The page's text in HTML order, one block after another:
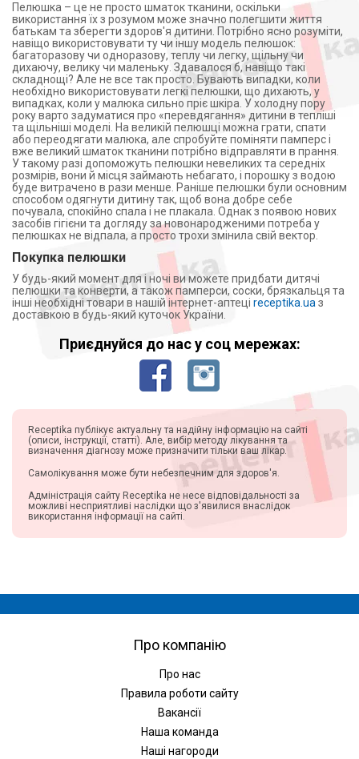
Пелюшка – це не просто шматок тканини, оскільки
використання їх з розумом може значно полегшити життя
батькам та зберегти здоров'я дитини. Потрібно ясно розуміти,
навіщо використовувати ту чи іншу модель пелюшок:
багаторазову чи одноразову, теплу чи легку, щільну чи
дихаючу, велику чи маленьку. Здавалося б, навіщо такі
складнощі? Але не все так просто. Бувають випадки, коли
необхідно використовувати легкі пелюшки, що дихають, у
випадках, коли у малюка сильно пріє шкіра. У холодну пору
року варто задуматися про «перевдягання» дитини в тепліші
та щільніші моделі. На великій пелюшці можна грати, спати
або переодягати малюка, але спробуйте поміняти памперс і
вже великий шматок тканини потрібно відправляти в прання.
У такому разі допоможуть пелюшки невеликих та середніх
розмірів, вони й місця займають небагато, і порошку з водою
буде витрачено в рази менше. Раніше пелюшки були основним
способом одягнути дитину так, щоб вона добре себе
почувала, спокійно спала і не плакала. Однак з появою нових
засобів гігієни та догляду за новонародженими потреба у
пелюшках не відпала, а просто трохи змінила свій вектор.
Покупка пелюшки
У будь-який момент для і ночі ви можете придбати дитячі
пелюшки та конверти, а також памперси, соски, брязкальця та
інші необхідні товари в нашій інтернет-аптеці receptika.uaз
доставкою в будь-який куточок України.
Приєднуйся до нас у соц мережах:
Receptika публікує актуальну та надійну інформацію на сайті
(описи, інструкції, статті). Але, вибір методу лікування та
визначення діагнозу може призначити тільки ваш лікар.
Самолікування може бути небезпечним для здоров'я.
Адміністрація сайту Receptika не несе відповідальності за
можливі несприятливі наслідки що з'явилися внаслідок
використання інформації на сайті.
Про компанію
Про нас
Правила роботи сайту
Вакансії
Наша команда
Наші нагороди